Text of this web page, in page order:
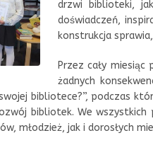
drzwi biblioteki,
doświadczeń,
konstrukcja
Przez cały
żadnych
bibliotece?”, podczas
bibliotek. We
młodzież, jak i dorosłych